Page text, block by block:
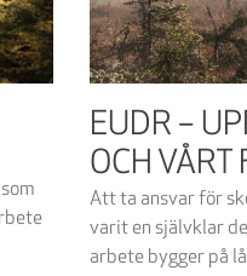
EUDR –
OCH VÅRT
Att ta ansvar för
varit en självklar
arbete bygger på